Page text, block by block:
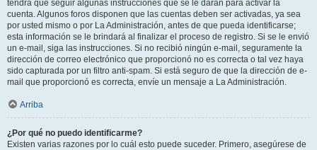
tendrá que seguir algunas instrucciones que se le darán para activar la
cuenta. Algunos foros disponen que las cuentas deben ser activadas, ya sea
por usted mismo o por La Administración, antes de que pueda identificarse;
esta información se le brindará al finalizar el proceso de registro. Si se le envió
un e-mail, siga las instrucciones. Si no recibió ningún e-mail, seguramente la
dirección de correo electrónico que proporcionó no es correcta o tal vez haya
sido capturada por un filtro anti-spam. Si está seguro de que la dirección de e-
mail que proporcionó es correcta, envíe un mensaje a La Administración.
Arriba
¿Por qué no puedo identificarme?
Existen varias razones por lo cuál esto puede suceder. Primero, asegúrese de